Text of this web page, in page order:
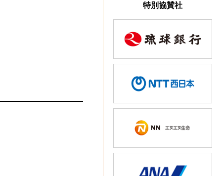
特別協賛社